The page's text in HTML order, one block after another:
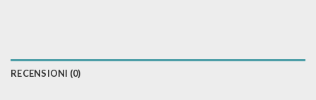
RECENSIONI (0)